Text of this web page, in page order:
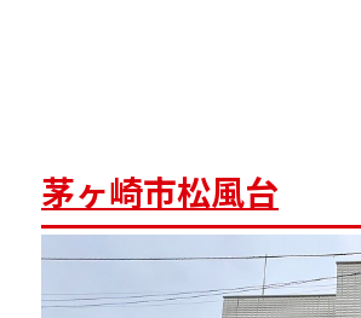
茅ヶ崎市松風台